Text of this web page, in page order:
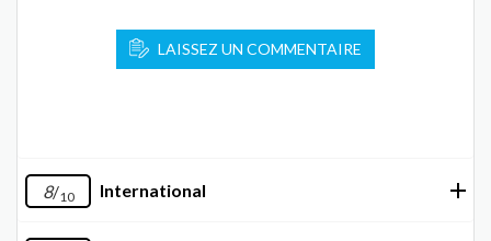
LAISSEZ UN COMMENTAIRE
8/10 International